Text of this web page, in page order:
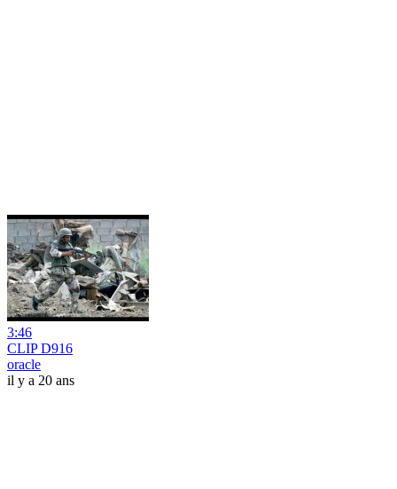
3:46
CLIP D916
oracle
il y a 20 ans